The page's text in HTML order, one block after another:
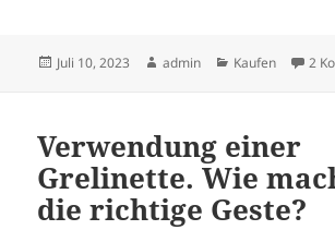
Veröffentlicht
Juli 10, 2023 Autor
admin Kategorien
Kaufen 2
Verwendung einer
Grelinette. Wie
die richtige Geste?